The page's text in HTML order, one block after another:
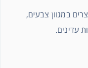
במגוון צבעים,
עדינים.